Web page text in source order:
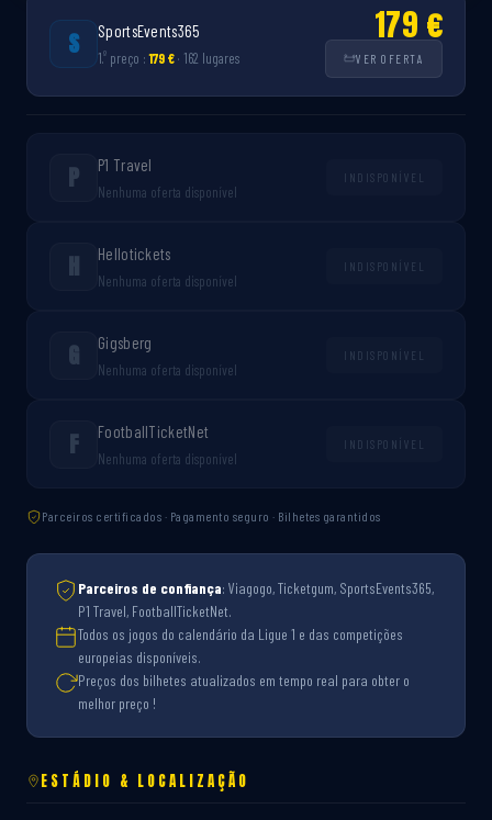
S SportsEvents365
1.º preço :179 €· 162 lugares
179 €
VER OFERTA
P P1 Travel
Nenhuma oferta disponível
INDISPONÍVEL
H Hellotickets
Nenhuma oferta disponível
INDISPONÍVEL
G Gigsberg
Nenhuma oferta disponível
INDISPONÍVEL
F FootballTicketNet
Nenhuma oferta disponível
INDISPONÍVEL
Parceiros certificados · Pagamento seguro · Bilhetes garantidos
Parceiros de confiança: Viagogo, Ticketgum, SportsEvents365,
P1 Travel, FootballTicketNet.
Todos os jogos do calendário da Ligue 1 e das competições
europeias disponíveis.
Preços dos bilhetes atualizados em tempo real para obter o
melhor preço !
ESTÁDIO & LOCALIZAÇÃO